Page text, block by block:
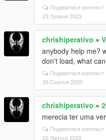
Подивитися контекст
23 Травня 2023
chrishiperativo »
anybody help me?
don't load, what
Подивитися контекст
26 Серпня 2020
chrishiperativo »
merecia ter uma
Подивитися контекст
22 Лютого 2020